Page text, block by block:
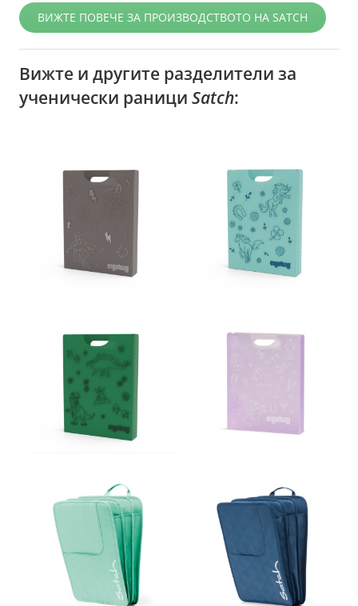
ВИЖТЕ ПОВЕЧЕ ЗА ПРОИЗВОДСТВОТО НА SATCH
Вижте и другите разделители за
ученически ранициSatch: